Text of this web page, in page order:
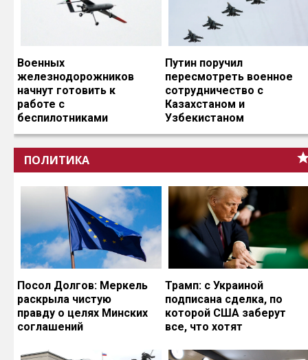
Военных
железнодорожников
начнут готовить к
работе с
беспилотниками
Путин поручил
пересмотреть военное
сотрудничество с
Казахстаном и
Узбекистаном
ПОЛИТИКА
Посол Долгов: Меркель
раскрыла чистую
правду о целях Минских
соглашений
Трамп: с Украиной
подписана сделка, по
которой США заберут
все, что хотят